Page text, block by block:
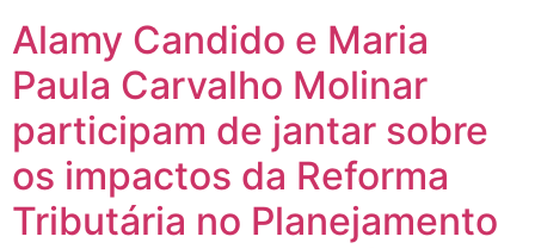
Alamy Candido e Maria
Paula Carvalho Molinar
participam de jantar sobre
os impactos da Reforma
Tributária no Planejamento